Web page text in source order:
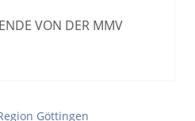
VON DER MMV